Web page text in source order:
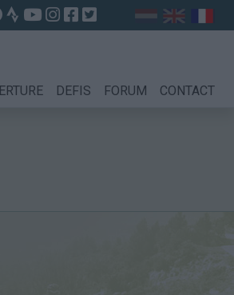
DEFIS FORUM CONTACT